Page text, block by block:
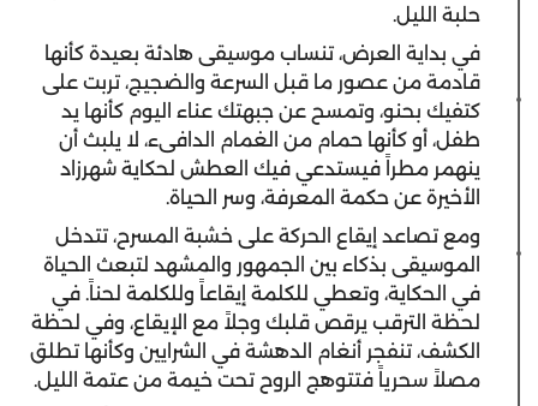
حلبة الليل.
في بداية العرض، تنساب موسيقى هادئة بعيدة كأنها
قادمة من عصور ما قبل السرعة والضجيج، تربت على
كتفيك بحنو، وتمسح عن جبهتك عناء اليوم كأنها يد
طفل، أو كأنها حمام من الغمام الدافىء، لا يلبث أن
ينهمر مطراً فيستدعي فيك العطش لحكاية شهرزاد
الأخيرة عن حكمة المعرفة، وسر الحياة.
ومع تصاعد إيقاع الحركة على خشبة المسرح، تتدخل
الموسيقى بذكاء بين الجمهور والمشهد لتبعث الحياة
في الحكاية، وتعطي للكلمة إيقاعاً وللكلمة لحناً. في
لحظة الترقب يرقص قلبك وجلاً مع الإيقاع، وفي لحظة
الكشف، تنفجر أنغام الدهشة في الشرايين وكأنها تطلق
مصلاً سحرياً فتتوهج الروح تحت خيمة من عتمة الليل.